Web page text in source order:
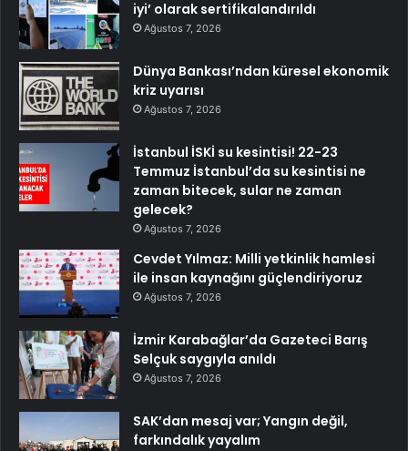
iyi’ olarak sertifikalandırıldı
Ağustos 7, 2026
Dünya Bankası’ndan küresel ekonomik
kriz uyarısı
Ağustos 7, 2026
İstanbul İSKİ su kesintisi! 22-23
Temmuz İstanbul’da su kesintisi ne
zaman bitecek, sular ne zaman
gelecek?
Ağustos 7, 2026
Cevdet Yılmaz: Milli yetkinlik hamlesi
ile insan kaynağını güçlendiriyoruz
Ağustos 7, 2026
İzmir Karabağlar’da Gazeteci Barış
Selçuk saygıyla anıldı
Ağustos 7, 2026
SAK’dan mesaj var; Yangın değil,
farkındalık yayalım